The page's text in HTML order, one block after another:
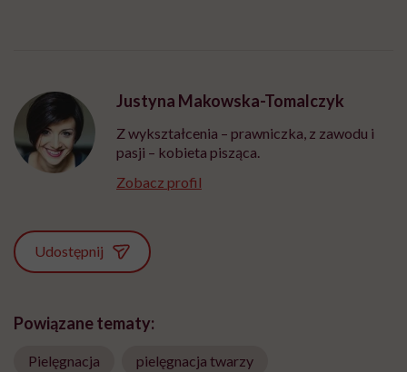
Justyna Makowska-Tomalczyk
Z wykształcenia – prawniczka, z zawodu i
pasji – kobieta pisząca.
Zobacz profil
Udostępnij
Powiązane tematy:
Pielęgnacja pielęgnacja twarzy